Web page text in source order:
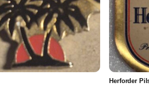
Herforder